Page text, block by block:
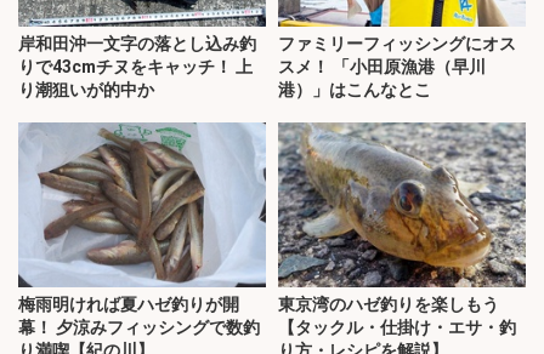
岸和田沖一文字の落とし込み釣
りで43cmチヌをキャッチ！ 上
り潮狙いが的中か
ファミリーフィッシングにオス
スメ！ 「小田原漁港（早川
港）」はこんなとこ
梅雨明ければ夏ハゼ釣りが開
幕！ 夕涼みフィッシングで数釣
東京湾のハゼ釣りを楽しもう
【タックル・仕掛け・エサ・釣